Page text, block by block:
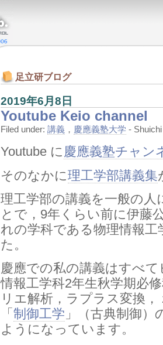
足立研ブログ
2019年6月8日
Youtube Keio channel
Filed under: 講義 ， 慶應義塾大学 -
Youtube に 慶應義塾チャン
そのなかに理工学部講義集
理工学部の講義を一般の
とで，9年くらい前に伊藤
れの学科である物理情報
た。
慶應での私の講義はすべ
情報工学科2年生秋学期必
リエ解析，ラプラス変換
「 制御工学 」（古典制御）
ようになっています。